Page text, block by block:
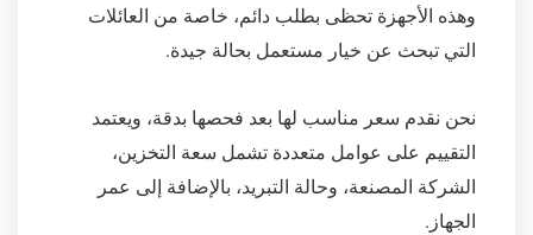
وهذه الأجهزة تحظى بطلب دائم، خاصة من العائلات
التي تبحث عن خيار مستعمل بحالة جيدة.
نحن نقدم سعر مناسب لها بعد فحصها بدقة، ويعتمد
التقييم على عوامل متعددة تشمل سعة التخزين،
الشركة المصنعة، وحالة التبريد، بالإضافة إلى عمر
الجهاز.